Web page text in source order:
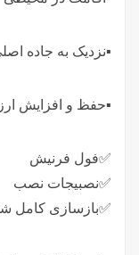
▪️نزدیک به جاده
▪️حفظ و افزایش
✅️فول فرنیش
✅️نصبیجات نصب
✅️بازسازی کامل